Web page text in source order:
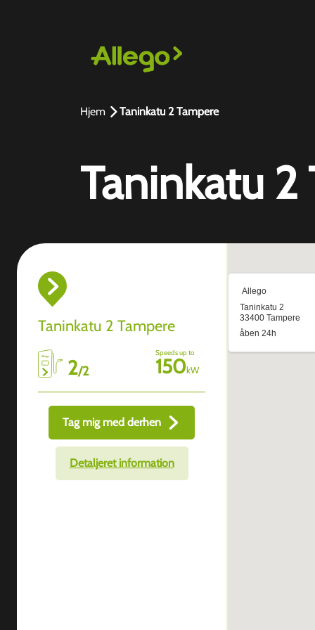
Hjem Taninkatu 2 Tampere
Taninkatu 2
Taninkatu 2 Tampere
2/2
Speeds up to
150kW
Tag mig med derhen
Detaljeret information